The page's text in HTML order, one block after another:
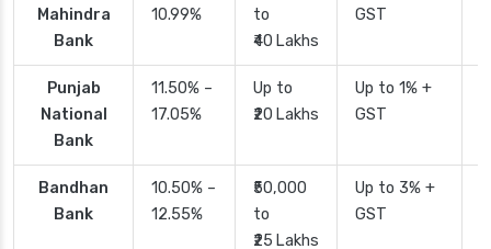
Mahindra
Bank
10.99%
to
₹40 Lakhs
GST
Punjab
National
Bank
11.50% –
17.05%
Up to
₹20 Lakhs
Up to 1% +
GST
Bandhan
Bank
10.50% –
12.55%
₹50,000
to
₹25 Lakhs
Up to 3% +
GST